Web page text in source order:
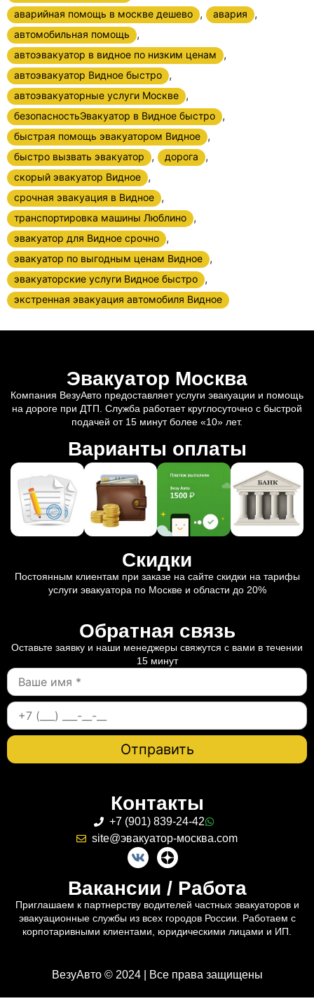
аварийная помощь в москве дешево , авария ,
автомобильная помощь ,
автоэвакуатор в видное по низким ценам ,
автоэвакуатор Видное быстро ,
автоэвакуаторные услуги Москве ,
безопасностьЭвакуатор в Видное быстро ,
быстрая помощь эвакуатором Видное ,
быстро вызвать эвакуатор , дорога ,
скорый эвакуатор Видное ,
срочная эвакуация в Видное ,
транспортировка машины Люблино ,
эвакуатор для Видное срочно ,
эвакуатор по выгодным ценам Видное ,
эвакуаторские услуги Видное быстро ,
экстренная эвакуация автомобиля Видное
Эвакуатор Москва
Компания ВезуАвто предоставляет услуги эвакуации и помощь
на дороге при ДТП. Служба работает круглосуточно с быстрой
подачей от 15 минут более «10» лет.
Варианты оплаты
Скидки
Постоянным клиентам при заказе на сайте скидки на тарифы
услуги эвакуатора по Москве и области до 20%
Обратная связь
Оставьте заявку и наши менеджеры свяжутся с вами в течении
15 минут
Контакты
+7 (901) 839-24-42
site@эвакуатор-москва.com
Вакансии / Работа
Приглашаем к партнерству водителей частных эвакуаторов и
эвакуационные службы из всех городов России. Работаем с
корпотаривными клиентами, юридическими лицами и ИП.
ВезуАвто © 2024 | Все права защищены